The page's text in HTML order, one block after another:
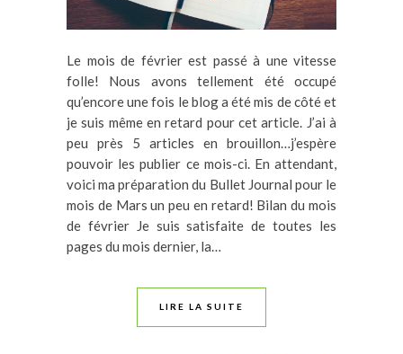
Le mois de février est passé à une vitesse
folle! Nous avons tellement été occupé
qu’encore une fois le blog a été mis de côté et
je suis même en retard pour cet article. J’ai à
peu près 5 articles en brouillon…j’espère
pouvoir les publier ce mois-ci. En attendant,
voici ma préparation du Bullet Journal pour le
mois de Mars un peu en retard! Bilan du mois
de février Je suis satisfaite de toutes les
pages du mois dernier, la…
LIRE LA SUITE